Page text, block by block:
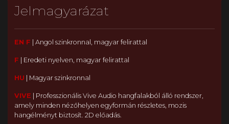
Jelmagyarázat
EN F Angol szinkronnal, magyar felirattal
F Eredeti nyelven, magyar felirattal
HU Magyar szinkronnal
VIVE
Professzionális Vive Audio hangfalakból álló rendszer,
amely minden nézőhelyen egyformán részletes, mozis
hangélményt biztosít. 2D előadás.